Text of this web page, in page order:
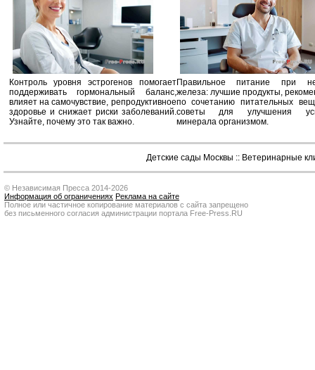
Контроль уровня эстрогенов помогает
поддерживать гормональный баланс,
влияет на самочувствие, репродуктивное
здоровье и снижает риски заболеваний.
Узнайте, почему это так важно.
Правильное питание при
железа: лучшие продукты,
по сочетанию питательных
советы для улучшения
минерала организмом.
Детские сады Москвы :: Ветеринарные
© Независимая Пресса 2014-2026
Информация об ограничениях Реклама на сайте
Полное или частичное копирование материалов с сайта запрещено
без письменного согласия администрации портала Free-Press.RU